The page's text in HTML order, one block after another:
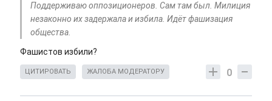
Поддерживаю оппозиционеров. Сам там был. Милиция
незаконно их задержала и избила. Идёт фашизация
общества.
Фашистов избили?
0
ЦИТИРОВАТЬ ЖАЛОБА МОДЕРАТОРУ